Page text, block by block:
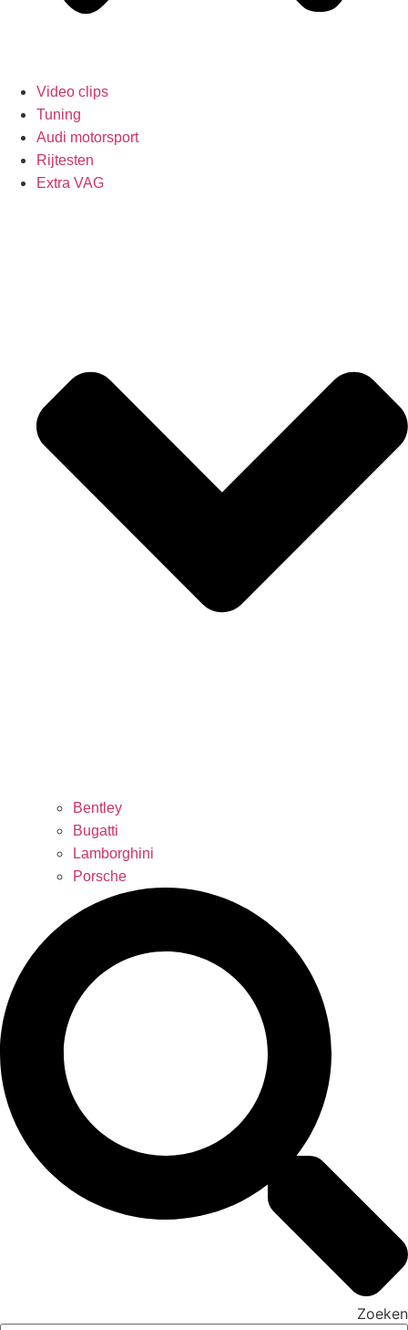
Video clips
Tuning
Audi motorsport
Rijtesten
Extra VAG
Bentley
Bugatti
Lamborghini
Porsche
Zoeken